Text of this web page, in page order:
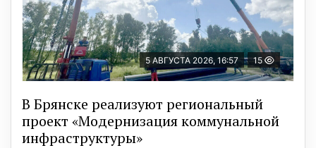
5 АВГУСТА 2026, 16:57 15
В Брянске реализуют региональный
проект «Модернизация коммунальной
инфраструктуры»